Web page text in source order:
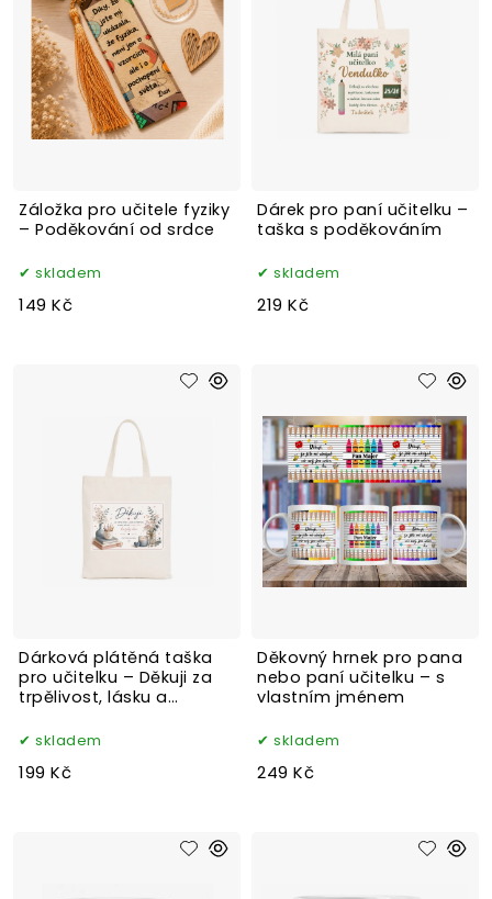
Záložka pro učitele fyziky
– Poděkování od srdce
skladem
149 Kč
Dárek pro paní učitelku –
taška s poděkováním
skladem
219 Kč
Dárková plátěná taška
pro učitelku – Děkuji za
trpělivost, lásku a
skladem
199 Kč
Děkovný hrnek pro pana
nebo paní učitelku – s
vlastním jménem
skladem
249 Kč